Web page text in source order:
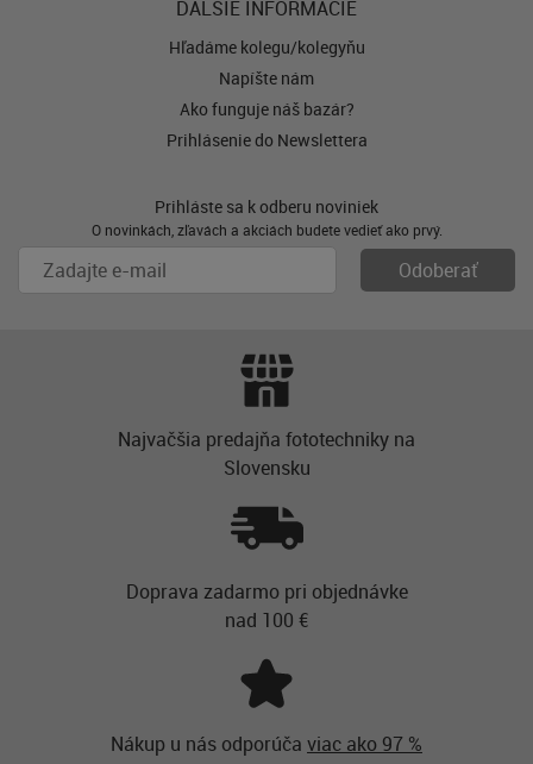
ĎALŠIE INFORMÁCIE
Hľadáme kolegu/kolegyňu
Napíšte nám
Ako funguje náš bazár?
Prihlásenie do Newslettera
Prihláste sa k odberu noviniek
O novinkách, zľavách a akciách budete vedieť ako prvý.
Najvačšia predajňa fototechniky na
Slovensku
Doprava zadarmo pri objednávke
nad 100 €
Nákup u nás odporúča viac ako 97 %